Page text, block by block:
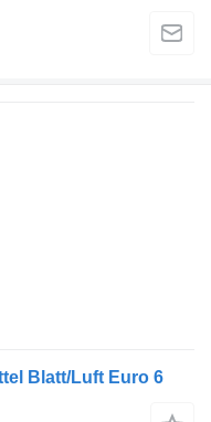
Blatt/Luft Euro 6